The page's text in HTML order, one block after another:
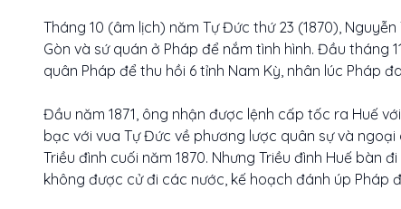
Tháng 10 (âm lịch) năm Tự Đức thứ 23 (1870),
Gòn và sứ quán ở Pháp để nắm tình hình. Đầu tháng
quân Pháp để thu hồi 6 tỉnh Nam Kỳ, nhân lúc Pháp
Đầu năm 1871, ông nhận được lệnh cấp tốc ra Huế
bạc với vua Tự Đức về phương lược quân sự và
Triều đình cuối năm 1870. Nhưng Triều đình Huế bàn
không được cử đi các nước, kế hoạch đánh úp Pháp